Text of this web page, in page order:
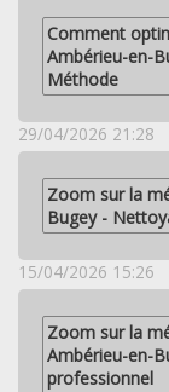
Comment
Ambérieu-en-
Méthode
29/04/2026 21:28
Zoom sur la
Bugey -
15/04/2026 15:26
Zoom sur la
Ambérieu-en-
professionnel